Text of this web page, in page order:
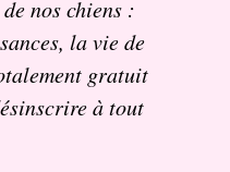
nos chiens :
la vie de
gratuit
à tout